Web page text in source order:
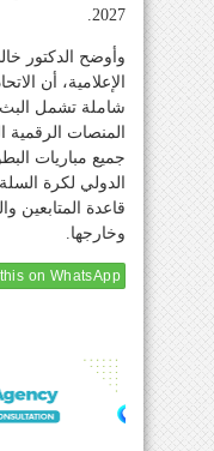
2027.
وأوضح الدكتور
الإعلامية، أن
شاملة تشمل البث
المنصات الرقمية
جميع مباريات
الدولي لكرة
قاعدة المتابعين
وخارجها.
on WhatsApp